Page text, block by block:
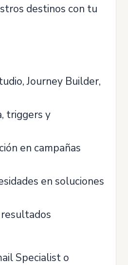
destinos con tu
Journey Builder,
triggers y
en campañas
en soluciones
Specialist o